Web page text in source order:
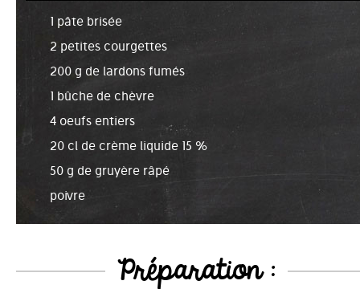
1 pâte brisée
2 petites courgettes
200 g de lardons fumés
1 bûche de chèvre
4 oeufs entiers
20 cl de crème liquide 15 %
50 g de gruyère râpé
poivre
Préparation :